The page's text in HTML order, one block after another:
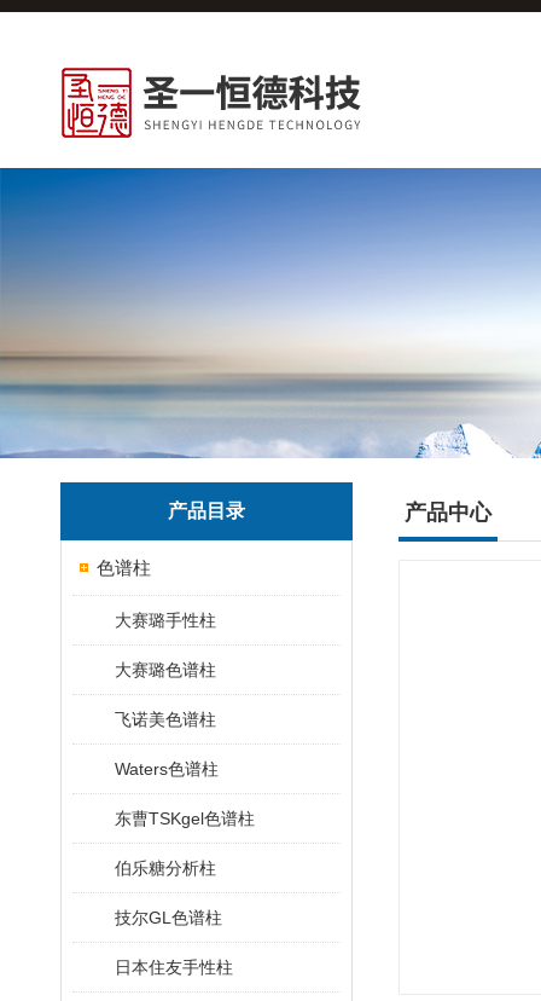
产品目录
色谱柱
大赛璐手性柱
大赛璐色谱柱
飞诺美色谱柱
Waters色谱柱
东曹TSKgel色谱柱
伯乐糖分析柱
技尔GL色谱柱
日本住友手性柱
产品中心